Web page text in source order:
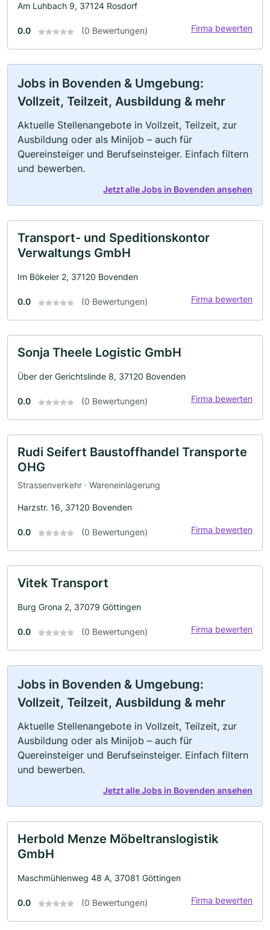
Am Luhbach 9, 37124 Rosdorf
0.0 (0 Bewertungen) Firma bewerten
Jobs in Bovenden & Umgebung:
Vollzeit, Teilzeit, Ausbildung & mehr
Aktuelle Stellenangebote in Vollzeit, Teilzeit, zur
Ausbildung oder als Minijob – auch für
Quereinsteiger und Berufseinsteiger. Einfach filtern
und bewerben.
Jetzt alle Jobs in Bovenden ansehen
Transport- und Speditionskontor
Verwaltungs GmbH
Im Bökeler 2, 37120 Bovenden
0.0 (0 Bewertungen) Firma bewerten
Sonja Theele Logistic GmbH
Über der Gerichtslinde 8, 37120 Bovenden
0.0 (0 Bewertungen) Firma bewerten
Rudi Seifert Baustoffhandel Transporte
OHG
Strassenverkehr · Wareneinlagerung
Harzstr. 16, 37120 Bovenden
0.0 (0 Bewertungen) Firma bewerten
Vitek Transport
Burg Grona 2, 37079 Göttingen
0.0 (0 Bewertungen) Firma bewerten
Jobs in Bovenden & Umgebung:
Vollzeit, Teilzeit, Ausbildung & mehr
Aktuelle Stellenangebote in Vollzeit, Teilzeit, zur
Ausbildung oder als Minijob – auch für
Quereinsteiger und Berufseinsteiger. Einfach filtern
und bewerben.
Jetzt alle Jobs in Bovenden ansehen
Herbold Menze Möbeltranslogistik
GmbH
Maschmühlenweg 48 A, 37081 Göttingen
0.0 (0 Bewertungen) Firma bewerten